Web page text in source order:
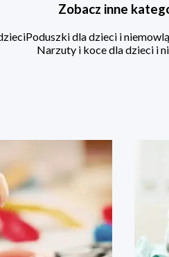
Zobacz inne
Poduszki dla dzieci i
Narzuty i koce dla dzieci i